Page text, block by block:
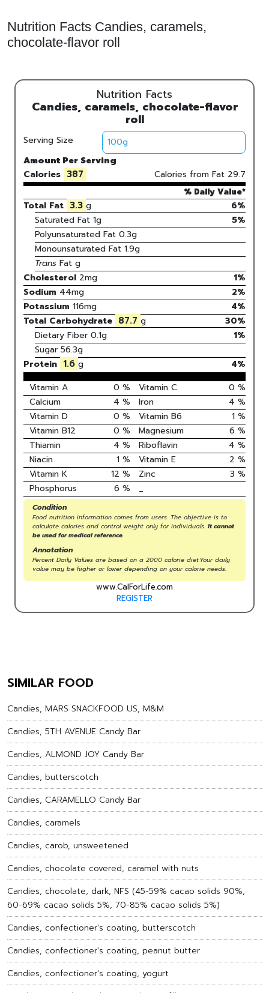
Nutrition Facts Candies, caramels,
chocolate-flavor roll
Nutrition Facts
Candies, caramels, chocolate-flavor
roll
Serving Size
Amount Per Serving
Calories 387 Calories from Fat 29.7
% Daily Value*
Total Fat 3.3 g
6%
Saturated Fat 1g 5%
Polyunsaturated Fat 0.3g
Monounsaturated Fat 1.9g
TransFat g
Cholesterol 2mg 1%
Sodium 44mg 2%
Potassium 116mg 4%
Total Carbohydrate 87.7 g 30%
Dietary Fiber 0.1g
1%
Sugar 56.3g
Protein 1.6 g 4%
Vitamin A
0 % Vitamin C 0 %
Calcium
4 % Iron 4 %
Vitamin D
0 % Vitamin B6 1 %
Vitamin B12
0 % Magnesium 6 %
Thiamin
4 % Riboflavin 4 %
Niacin
1 % Vitamin E 2 %
Vitamin K
12 % Zinc 3 %
Phosphorus
6 % _
Condition
Food nutrition information comes from users. The objective is to
calculate calories and control weight only for individuals. It cannot
be used for medical reference.
Annotation
Percent Daily Values are based on a 2000 calorie diet.Your daily
value may be higher or lower depending on your calorie needs.
www.CalForLife.com
REGISTER
SIMILAR FOOD
Candies, MARS SNACKFOOD US, M&M
Candies, 5TH AVENUE Candy Bar
Candies, ALMOND JOY Candy Bar
Candies, butterscotch
Candies, CARAMELLO Candy Bar
Candies, caramels
Candies, carob, unsweetened
Candies, chocolate covered, caramel with nuts
Candies, chocolate, dark, NFS (45-59% cacao solids 90%,
60-69% cacao solids 5%, 70-85% cacao solids 5%)
Candies, confectioner's coating, butterscotch
Candies, confectioner's coating, peanut butter
Candies, confectioner's coating, yogurt